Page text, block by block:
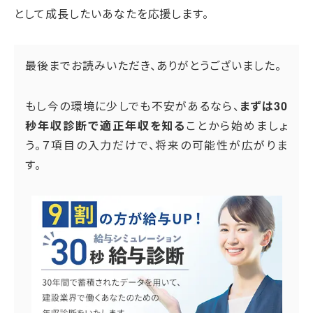
として成長したいあなたを応援します。
最後までお読みいただき、ありがとうございました。
もし今の環境に少しでも不安があるなら、 まずは30
秒年収診断で適正年収を知る ことから始めましょ
う。７項目の入力だけで、将来の可能性が広がりま
す。